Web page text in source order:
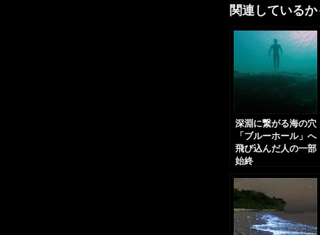
関連しているか
深淵に繋がる海の穴
「ブルーホール」へ
飛び込んだ人の一部
始終